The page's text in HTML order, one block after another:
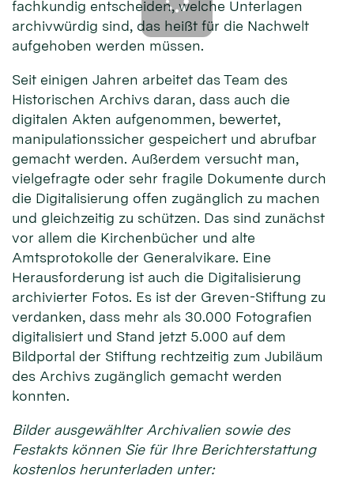
fachkundig entscheiden, welche Unterlagen
archivwürdig sind, das heißt für die Nachwelt
aufgehoben werden müssen.
Seit einigen Jahren arbeitet das Team des
Historischen Archivs daran, dass auch die
digitalen Akten aufgenommen, bewertet,
manipulationssicher gespeichert und abrufbar
gemacht werden. Außerdem versucht man,
vielgefragte oder sehr fragile Dokumente durch
die Digitalisierung offen zugänglich zu machen
und gleichzeitig zu schützen. Das sind zunächst
vor allem die Kirchenbücher und alte
Amtsprotokolle der Generalvikare. Eine
Herausforderung ist auch die Digitalisierung
archivierter Fotos. Es ist der Greven-Stiftung zu
verdanken, dass mehr als 30.000 Fotografien
digitalisiert und Stand jetzt 5.000 auf dem
Bildportal der Stiftung rechtzeitig zum Jubiläum
des Archivs zugänglich gemacht werden
konnten.
Bilder ausgewählter Archivalien sowie des
Festakts können Sie für Ihre Berichterstattung
kostenlos herunterladen unter: